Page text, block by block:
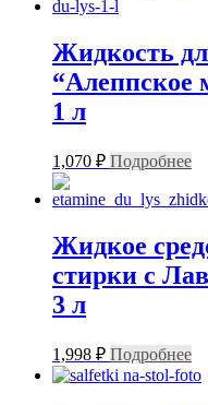
Жидкость
“Алеппское
1 л
1,070 ₽ Подробнее
Жидкое
стирки с
3 л
1,998 ₽ Подробнее